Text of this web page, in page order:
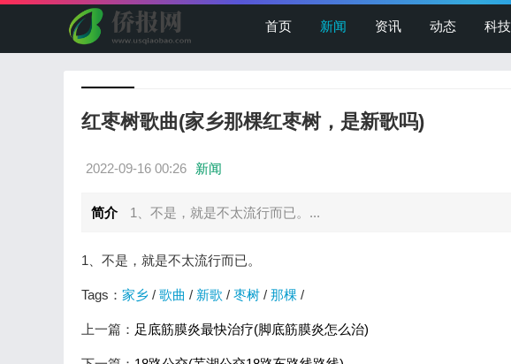
首页 新闻 资讯 动态 科技
红枣树歌曲(家乡那棵红枣树，是新歌吗)
2022-09-16 00:26 新闻
简介 1、不是，就是不太流行而已。...
1、不是，就是不太流行而已。
Tags： 家乡 / 歌曲 / 新歌 / 枣树 / 那棵 /
上一篇： 足底筋膜炎最快治疗(脚底筋膜炎怎么治)